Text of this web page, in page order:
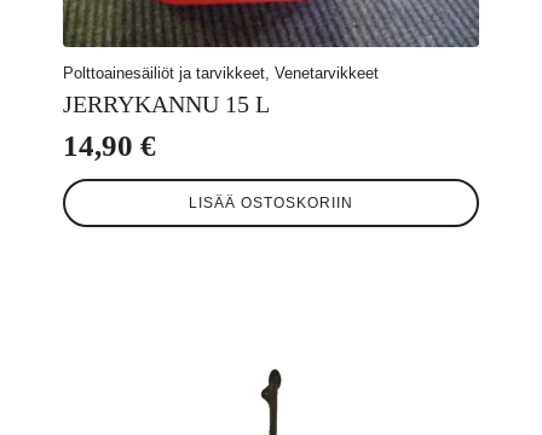
Polttoainesäiliöt ja tarvikkeet, Venetarvikkeet
JERRYKANNU 15 L
14,90 €
LISÄÄ OSTOSKORIIN